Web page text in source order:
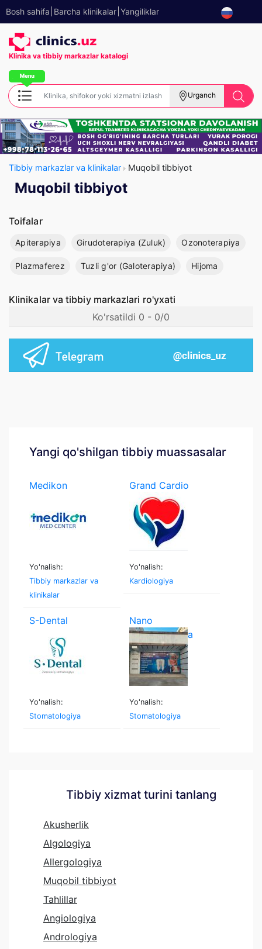
Bosh sahifa Barcha klinikalar Yangiliklar
Klinika va tibbiy markazlar katalogi
Urganch
Tibbiy markazlar va klinikalar Muqobil tibbiyot
Muqobil tibbiyot
Toifalar
Apiterapiya Girudoterapiya (Zuluk) Ozonoterapiya
Plazmaferez Tuzli g'or (Galoterapiya) Hijoma
Klinikalar va tibbiy markazlari ro'yxati
Ko'rsatildi 0 - 0/0
Yangi qo'shilgan tibbiy muassasalar
Medikon
Yo'nalish:
Tibbiy markazlar va
klinikalar
Grand Cardio
Yo'nalish:
Kardiologiya
S-Dental
Yo'nalish:
Stomatologiya
Nano
stomatologiya
Yo'nalish:
Stomatologiya
Tibbiy xizmat turini tanlang
Akusherlik
Algologiya
Allergologiya
Muqobil tibbiyot
Tahlillar
Angiologiya
Andrologiya